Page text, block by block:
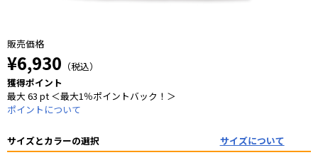
販売価格
¥6,930 （税込）
獲得ポイント
最大 63 pt ＜最大1％ポイントバック！＞
ポイントについて
サイズとカラーの選択 サイズについて